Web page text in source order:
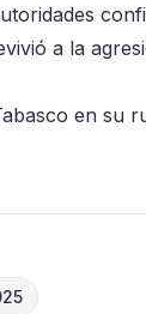
a la
en su